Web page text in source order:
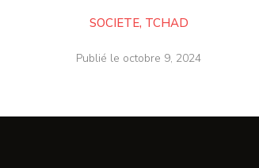
SOCIETE, TCHAD
Publié le octobre 9, 2024